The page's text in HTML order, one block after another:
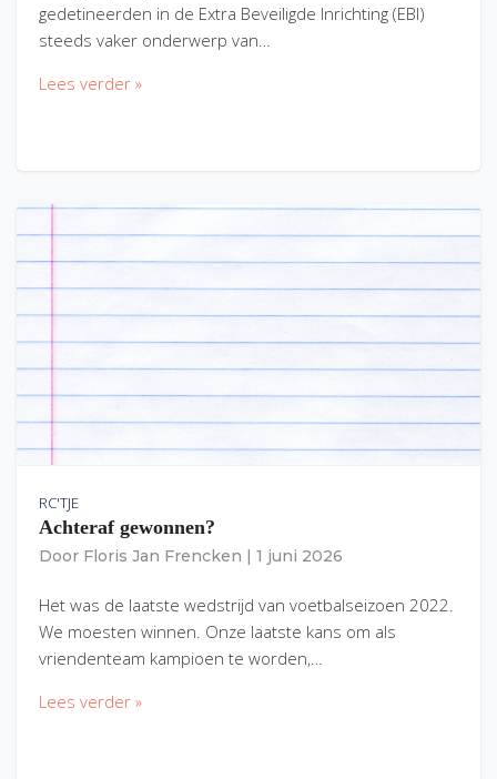
gedetineerden in de Extra Beveiligde Inrichting (EBI)
steeds vaker onderwerp van…
Lees verder »
RC'TJE
Achteraf gewonnen?
Door Floris Jan Frencken 1 juni 2026
Het was de laatste wedstrijd van voetbalseizoen 2022.
We moesten winnen. Onze laatste kans om als
vriendenteam kampioen te worden,…
Lees verder »